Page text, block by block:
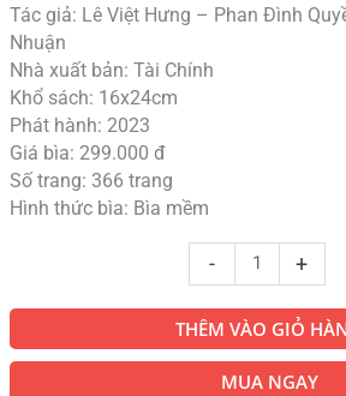
Tác giả: Lê Việt Hưng – Phan Đình
Nhuận
Nhà xuất bản: Tài Chính
Khổ sách: 16x24cm
Phát hành: 2023
Giá bìa: 299.000 đ
Số trang: 366 trang
Hình thức bìa: Bìa mềm
- +
THÊM VÀO GIỎ
MUA NGAY